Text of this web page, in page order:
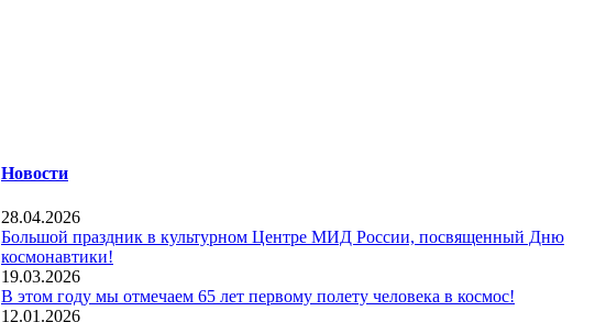
Новости
28.04.2026
Большой праздник в культурном Центре МИД России, посвященный Дню
космонавтики!
19.03.2026
В этом году мы отмечаем 65 лет первому полету человека в космос!
12.01.2026